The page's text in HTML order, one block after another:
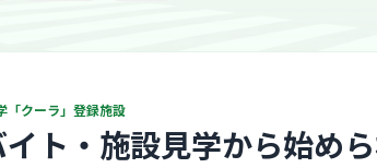
「クーラ」登録施設
ト・施設見学から始め